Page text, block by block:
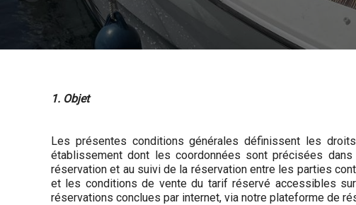
1. Objet
Les présentes conditions générales définissent les
établissement dont les coordonnées sont précisées
réservation et au suivi de la réservation entre les parties
et les conditions de vente du tarif réservé accessibles
réservations conclues par internet, via notre plateforme de